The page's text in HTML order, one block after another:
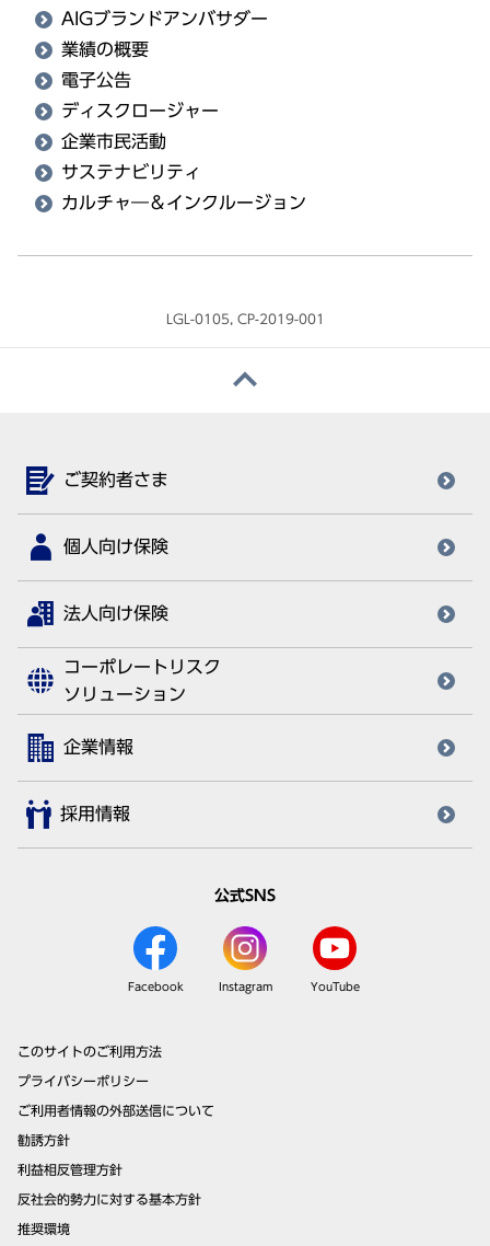
AIGブランドアンバサダー
業績の概要
電子公告
ディスクロージャー
企業市民活動
サステナビリティ
カルチャ―＆インクルージョン
LGL-0105, CP-2019-001
ご契約者さま
個人向け保険
法人向け保険
コーポレートリスク
ソリューション
企業情報
採用情報
公式SNS
Facebook Instagram YouTube
このサイトのご利用方法
プライバシーポリシー
ご利用者情報の外部送信について
勧誘方針
利益相反管理方針
反社会的勢力に対する基本方針
推奨環境